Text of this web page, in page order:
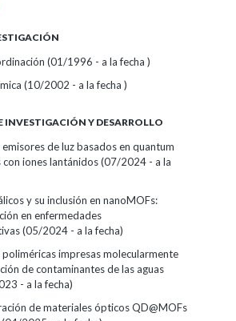
(01/1996 - a la fecha )
(10/2002 - a la fecha )
INVESTIGACIÓN Y DESARROLLO
de luz basados en quantum
iones lantánidos (07/2024 - a la
y su inclusión en nanoMOFs:
en enfermedades
(05/2024 - a la fecha)
poliméricas impresas molecularmente
de contaminantes de las aguas
- a la fecha)
de materiales ópticos QD@MOFs